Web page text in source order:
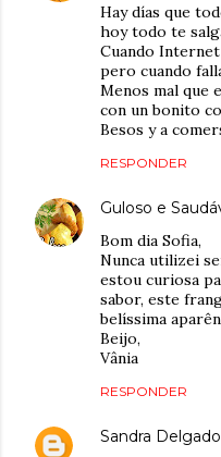
Hay días que
hoy todo te
Cuando Internet
pero cuando
Menos mal que
con un bonito
Besos y a
RESPONDER
Guloso e
Bom dia Sofia,
Nunca utilizei
estou curiosa
sabor, este
belíssima
Beijo,
Vânia
RESPONDER
Sandra Delgado